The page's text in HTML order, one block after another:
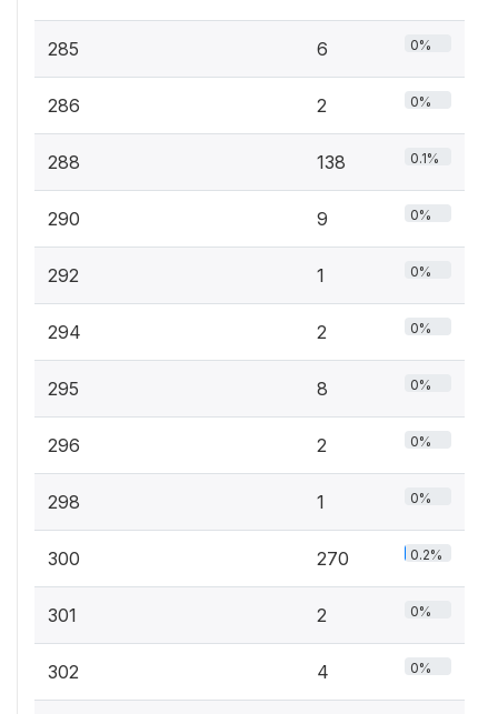
285 6 0%
286 2 0%
288 138 0.1%
290 9 0%
292 1 0%
294 2 0%
295 8 0%
296 2 0%
298 1 0%
300 270 0.2%
301 2 0%
302 4 0%